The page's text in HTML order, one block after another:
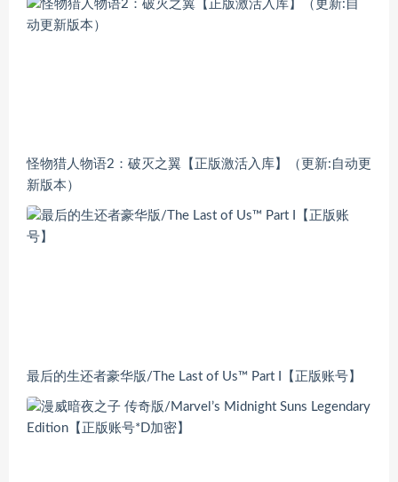
怪物猎人物语2：破灭之翼【正版激活入库】（更新:自动更
新版本）
最后的生还者豪华版/The Last of Us™ Part I【正版账号】